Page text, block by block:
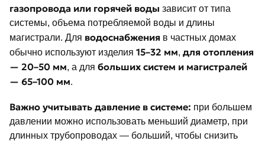
газопровода или горячей воды зависит от типа
системы, объема потребляемой воды и длины
магистрали. Для водоснабжения в частных домах
обычно используют изделия 15–32 мм, для отопления
— 20–50 мм, а для больших систем и магистралей
— 65–100 мм.
Важно учитывать давление в системе: при большем
давлении можно использовать меньший диаметр, при
длинных трубопроводах — больший, чтобы снизить